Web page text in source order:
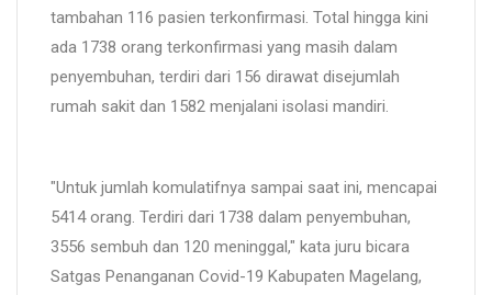
tambahan 116 pasien terkonfirmasi. Total hingga kini
ada 1738 orang terkonfirmasi yang masih dalam
penyembuhan, terdiri dari 156 dirawat disejumlah
rumah sakit dan 1582 menjalani isolasi mandiri.
"Untuk jumlah komulatifnya sampai saat ini, mencapai
5414 orang. Terdiri dari 1738 dalam penyembuhan,
3556 sembuh dan 120 meninggal," kata juru bicara
Satgas Penanganan Covid-19 Kabupaten Magelang,